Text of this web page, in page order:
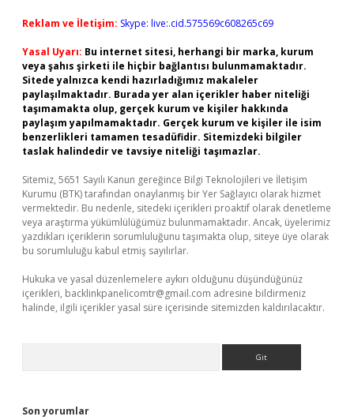
Reklam ve İletişim: Skype: live:.cid.575569c608265c69
Yasal Uyarı: Bu internet sitesi, herhangi bir marka, kurum
veya şahıs şirketi ile hiçbir bağlantısı bulunmamaktadır.
Sitede yalnızca kendi hazırladığımız makaleler
paylaşılmaktadır. Burada yer alan içerikler haber niteliği
taşımamakta olup, gerçek kurum ve kişiler hakkında
paylaşım yapılmamaktadır. Gerçek kurum ve kişiler ile isim
benzerlikleri tamamen tesadüfidir. Sitemizdeki bilgiler
taslak halindedir ve tavsiye niteliği taşımazlar.
Sitemiz, 5651 Sayılı Kanun gereğince Bilgi Teknolojileri ve İletişim
Kurumu (BTK) tarafından onaylanmış bir Yer Sağlayıcı olarak hizmet
vermektedir. Bu nedenle, sitedeki içerikleri proaktif olarak denetleme
veya araştırma yükümlülüğümüz bulunmamaktadır. Ancak, üyelerimiz
yazdıkları içeriklerin sorumluluğunu taşımakta olup, siteye üye olarak
bu sorumluluğu kabul etmiş sayılırlar.
Hukuka ve yasal düzenlemelere aykırı olduğunu düşündüğünüz
içerikleri, backlinkpanelicomtr@gmail.com adresine bildirmeniz
halinde, ilgili içerikler yasal süre içerisinde sitemizden kaldırılacaktır.
Son yorumlar